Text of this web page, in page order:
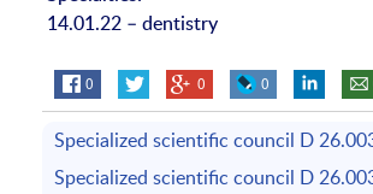
14.01.22 – dentistry
0 0 0
Specialized scientific council D
Specialized scientific council D